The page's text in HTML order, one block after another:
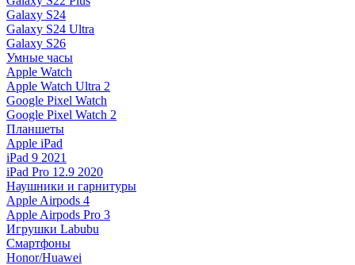
Galaxy S24
Galaxy S24 Ultra
Galaxy S26
Умные часы
Apple Watch
Apple Watch Ultra 2
Google Pixel Watch
Google Pixel Watch 2
Планшеты
Apple iPad
iPad 9 2021
iPad Pro 12.9 2020
Наушники и гарнитуры
Apple Airpods 4
Apple Airpods Pro 3
Игрушки Labubu
Смартфоны
Honor/Huawei